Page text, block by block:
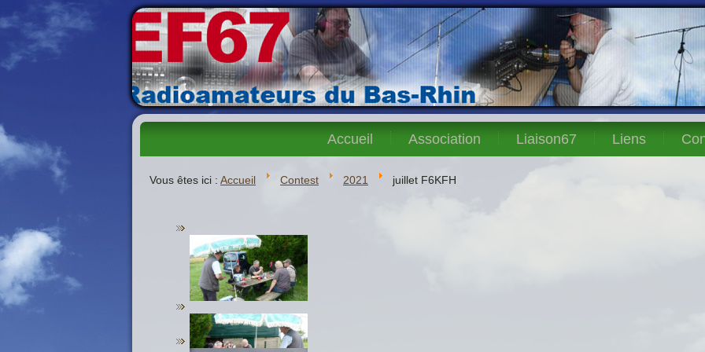
Accueil Association Liaison67 Liens
Vous êtes ici : Accueil Contest 2021 juillet F6KFH